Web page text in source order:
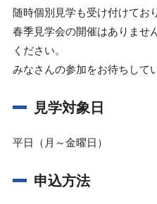
随時個別見学も受け付けてお
春季見学会の開催はありませ
ください。
みなさんの参加をお待ちして
見学対象日
平日（月～金曜日）
申込方法